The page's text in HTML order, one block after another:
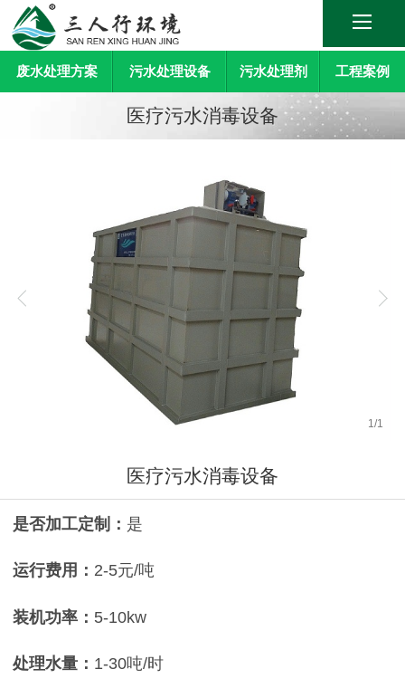
废水处理方案 污水处理设备 污水处理剂 工程案例
医疗污水消毒设备
1 /1
医疗污水消毒设备
是否加工定制： 是
运行费用： 2-5元/吨
装机功率： 5-10kw
处理水量： 1-30吨/时